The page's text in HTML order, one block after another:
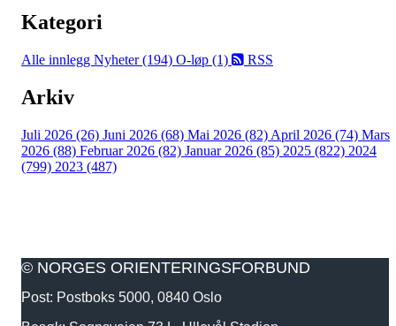
Kategori
Alle innlegg Nyheter (194) O-løp (1) RSS
Arkiv
Juli 2026 (26) Juni 2026 (68) Mai 2026 (82) April 2026 (74) Mars
2026 (88) Februar 2026 (82) Januar 2026 (85) 2025 (822) 2024
(799) 2023 (487)
© NORGES ORIENTERINGSFORBUND
Post: Postboks 5000, 0840 Oslo